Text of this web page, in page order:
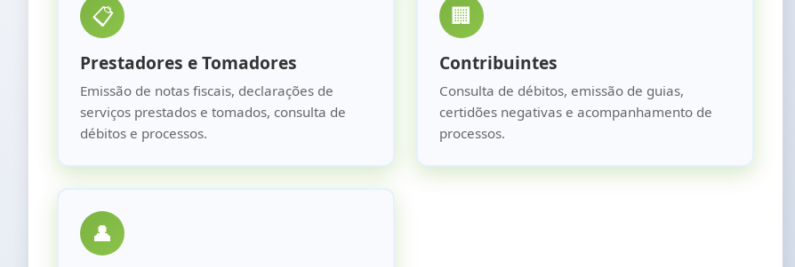
📋
Prestadores e Tomadores
Emissão de notas fiscais, declarações de
serviços prestados e tomados, consulta de
débitos e processos.
🏢
Contribuintes
Consulta de débitos, emissão de guias,
certidões negativas e acompanhamento de
processos.
👤